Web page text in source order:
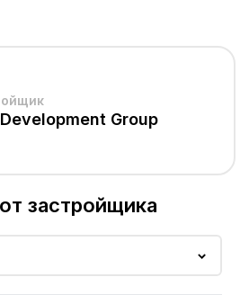
Group
от застройщика